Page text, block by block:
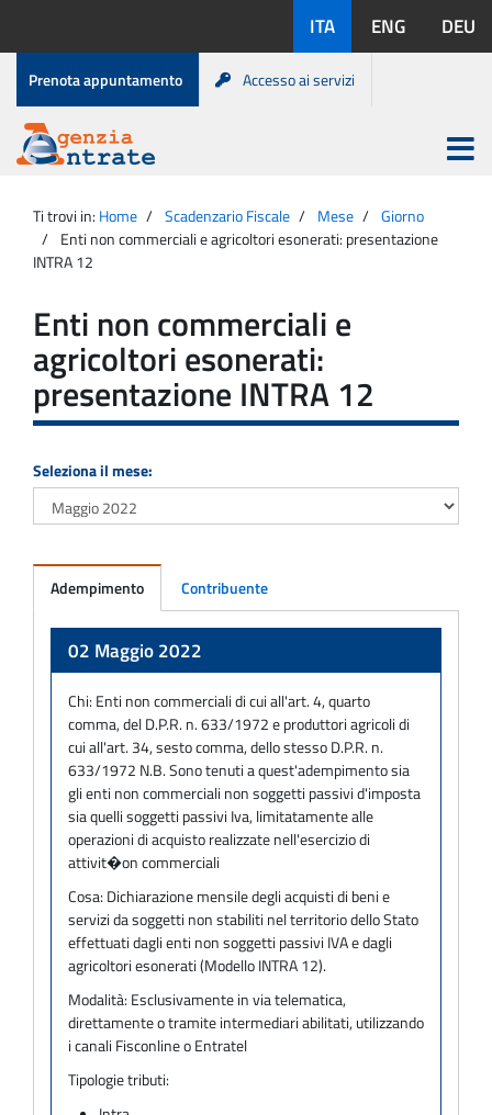
contenuto
disponibili:
ITA ENG DEU
Menu
di
servizio
Prenota appuntamento Accesso ai servizi
Agenzia
Entrate
Apri
menu
principale
Ti trovi in: Home Scadenzario Fiscale Mese
Giorno
Enti non commerciali e agricoltori esonerati: presentazione
INTRA 12
Enti non commerciali e
agricoltori esonerati:
presentazione INTRA 12
Seleziona il mese:
Adempimento Contribuente
02 Maggio 2022
Chi: Enti non commerciali di cui all'art. 4, quarto
comma, del D.P.R. n. 633/1972 e produttori agricoli di
cui all'art. 34, sesto comma, dello stesso D.P.R. n.
633/1972 N.B. Sono tenuti a quest'adempimento sia
gli enti non commerciali non soggetti passivi d'imposta
sia quelli soggetti passivi Iva, limitatamente alle
operazioni di acquisto realizzate nell'esercizio di
attivit�on commerciali
Cosa: Dichiarazione mensile degli acquisti di beni e
servizi da soggetti non stabiliti nel territorio dello Stato
effettuati dagli enti non soggetti passivi IVA e dagli
agricoltori esonerati (Modello INTRA 12).
Modalità: Esclusivamente in via telematica,
direttamente o tramite intermediari abilitati, utilizzando
i canali Fisconline o Entratel
Tipologie tributi: